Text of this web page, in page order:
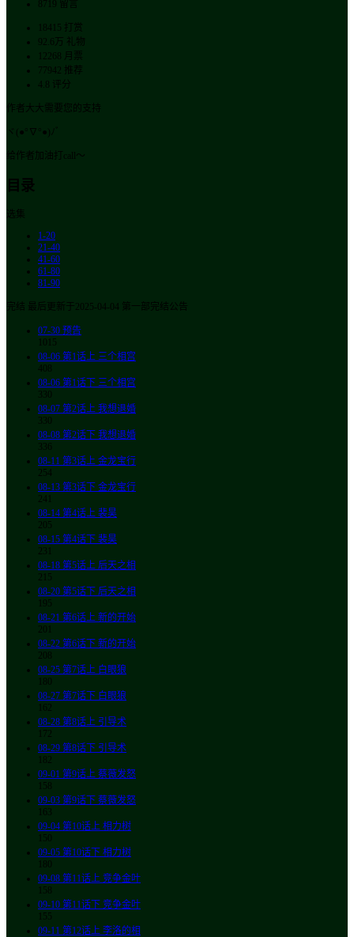
8719 留言
18415 打赏
92.6万 礼物
12268 月票
77942 推荐
4.8 评分
作者大大需要您的支持
ヾ(●°∇°●)ﾉﾞ
给作者加油打call～
目录
选集
1-20
21-40
41-60
61-80
81-90
完结 最后更新于2025-04-04 第一部完结公告
07-30 预告
1015
08-06 第1话上 三个相宫
408
08-06 第1话下 三个相宫
330
08-07 第2话上 我想退婚
330
08-08 第2话下 我想退婚
336
08-11 第3话上 金龙宝行
254
08-13 第3话下 金龙宝行
241
08-14 第4话上 裴昊
205
08-15 第4话下 裴昊
231
08-18 第5话上 后天之相
215
08-20 第5话下 后天之相
195
08-21 第6话上 新的开始
201
08-22 第6话下 新的开始
208
08-25 第7话上 白眼狼
180
08-27 第7话下 白眼狼
162
08-28 第8话上 引导术
172
08-29 第8话下 引导术
182
09-01 第9话上 蔡薇发怒
158
09-03 第9话下 蔡薇发怒
163
09-04 第10话上 相力树
150
09-05 第10话下 相力树
180
09-08 第11话上 竞争金叶
158
09-10 第11话下 竞争金叶
155
09-11 第12话上 李洛的相